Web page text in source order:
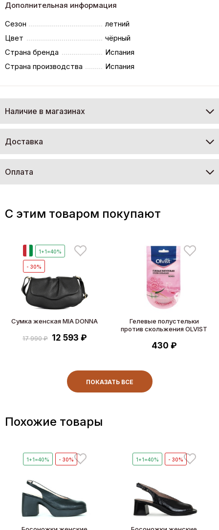
Дополнительная информация
Сезон
летний
Цвет
чёрный
Страна бренда
Испания
Страна производства
Испания
Наличие в магазинах
Доставка
Оплата
C этим товаром покупают
1+1=40%
- 30%
Сумка женская MIA DONNA
17 990 ₽ 12 593 ₽
Гелевые полустельки
против скольжения OLVIST
430 ₽
ПОКАЗАТЬ ВСЕ
Похожие товары
1+1=40% - 30% 1+1=40% - 30%